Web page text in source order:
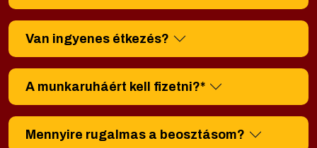
Van ingyenes étkezés?
A munkaruháért kell fizetni?*
Mennyire rugalmas a beosztásom?